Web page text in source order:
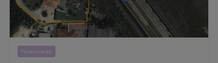
Financiado